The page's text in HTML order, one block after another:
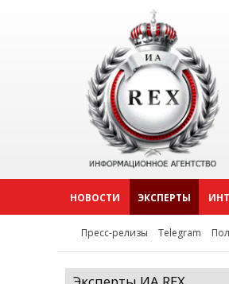
НОВОСТИ ЭКСПЕРТЫ
Пресс-релизы Telegram